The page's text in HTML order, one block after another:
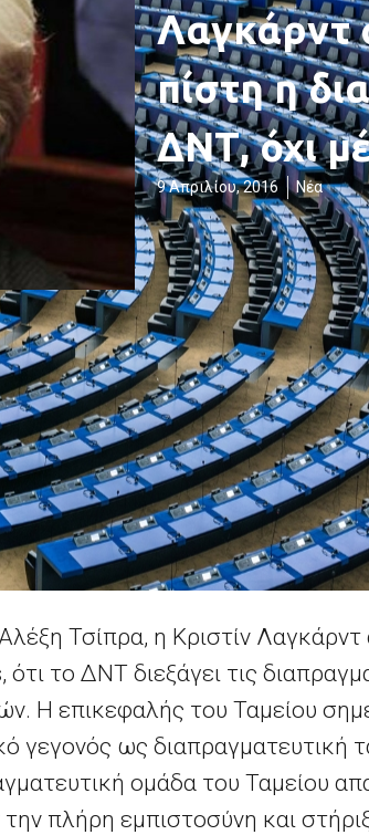
Λαγκάρντ
πίστη η
ΔΝΤ, όχι
9 Απριλίου, 2016 Νέα
Τσίπρα, η Κριστίν
τo ΔΝΤ διεξάγει τις
Η επικεφαλής του Ταμείου
γεγονός ως διαπραγματευτική
ομάδα του Ταμείου
πλήρη εμπιστοσύνη και